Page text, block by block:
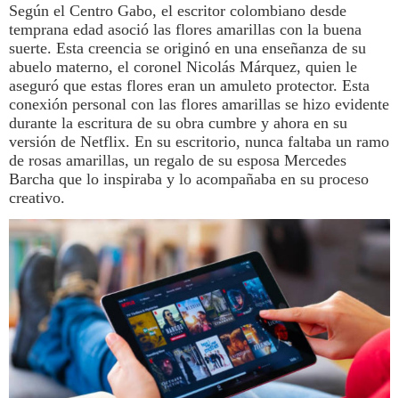
Según el Centro Gabo, el escritor colombiano desde
temprana edad asoció las flores amarillas con la buena
suerte. Esta creencia se originó en una enseñanza de su
abuelo materno, el coronel Nicolás Márquez, quien le
aseguró que estas flores eran un amuleto protector. Esta
conexión personal con las flores amarillas se hizo evidente
durante la escritura de su obra cumbre y ahora en su
versión de Netflix. En su escritorio, nunca faltaba un ramo
de rosas amarillas, un regalo de su esposa Mercedes
Barcha que lo inspiraba y lo acompañaba en su proceso
creativo.